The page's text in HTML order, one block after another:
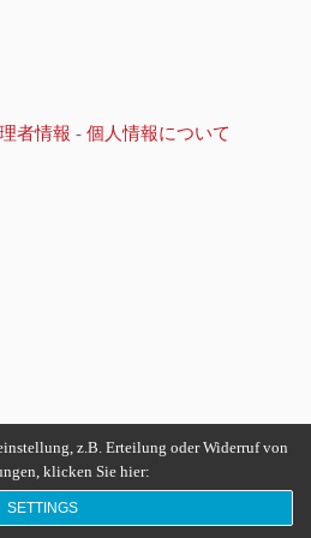
者情報 - 個人情報について
z.B. Erteilung oder Widerruf von
klicken Sie hier:
SETTINGS